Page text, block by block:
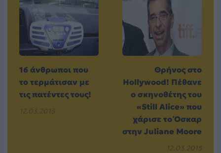
16 άνθρωποι που
το τερμάτισαν με
τις πατέντες τους!
12.03.2015
Θρήνος στο
Hollywood! Πέθανε
ο σκηνοθέτης του
«Still Alice» που
χάρισε το Όσκαρ
στην Juliane Moore
12.03.2015